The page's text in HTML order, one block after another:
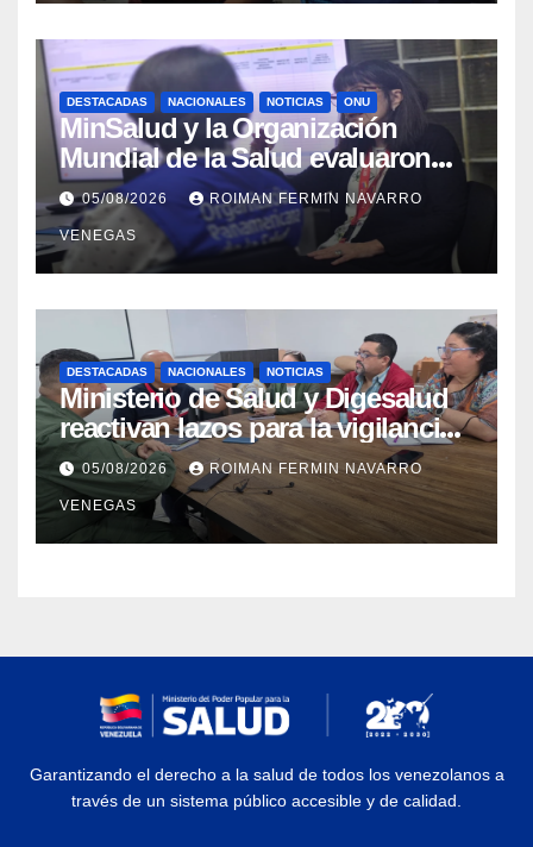
DESTACADAS NACIONALES NOTICIAS ONU
MinSalud y la Organización
Mundial de la Salud evaluaron
propuesta técnica integral en
materia de agua saneamiento e
higiene ante contingencia
sísmica
05/08/2026 ROIMAN FERMIN NAVARRO
VENEGAS
DESTACADAS NACIONALES NOTICIAS
Ministerio de Salud y Digesalud
reactivan lazos para la vigilancia
epidemiológica y el control de
enfermedades
05/08/2026 ROIMAN FERMIN NAVARRO
VENEGAS
Garantizando el derecho a la salud de todos los venezolanos a
través de un sistema público accesible y de calidad.